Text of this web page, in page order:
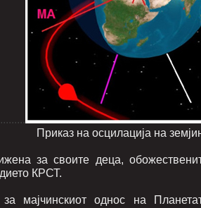
на
за своите деца,
КРСТ.
за мајчинскиот однос на